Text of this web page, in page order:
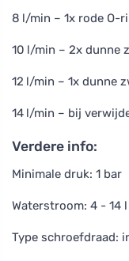
8 l/min – 1x rode O-
10 l/min – 2x dunne
12 l/min – 1x dunne
14 l/min – bij
Verdere info:
Minimale druk: 1 bar
Waterstroom: 4 - 14
Type schroefdraad: